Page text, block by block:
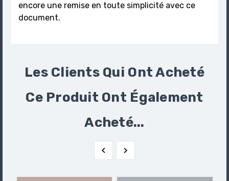
encore une remise en toute simplicité avec ce
document.
Les Clients Qui Ont Acheté
Ce Produit Ont Également
Acheté...
 